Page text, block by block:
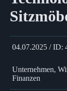
04.07.2025 / ID:
Unternehmen,
Finanzen